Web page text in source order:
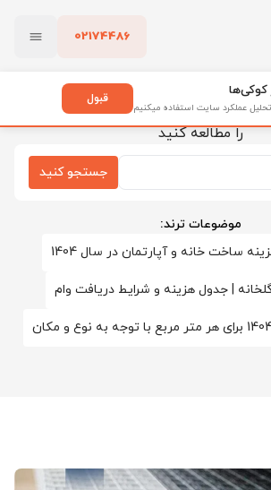
02174486
پاک کردن
صنایع مفتولی
جستجو کنید و یا تاپیک های برتر
را مطالعه کنید
جستجو کنید
موضوعات ترند:
ساخت خانه و آپارتمان در سال 1404
| جدول هزینه و شرایط دریافت وام
کوکی‌ها
عملکرد سایت استفاده میکنیم
قبول